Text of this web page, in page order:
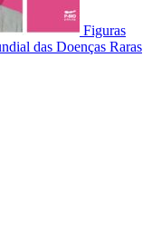
Figuras
das Doenças Raras